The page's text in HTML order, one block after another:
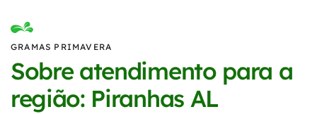
GRAMAS PRIMAVERA
Sobre atendimento para a
região: Piranhas AL